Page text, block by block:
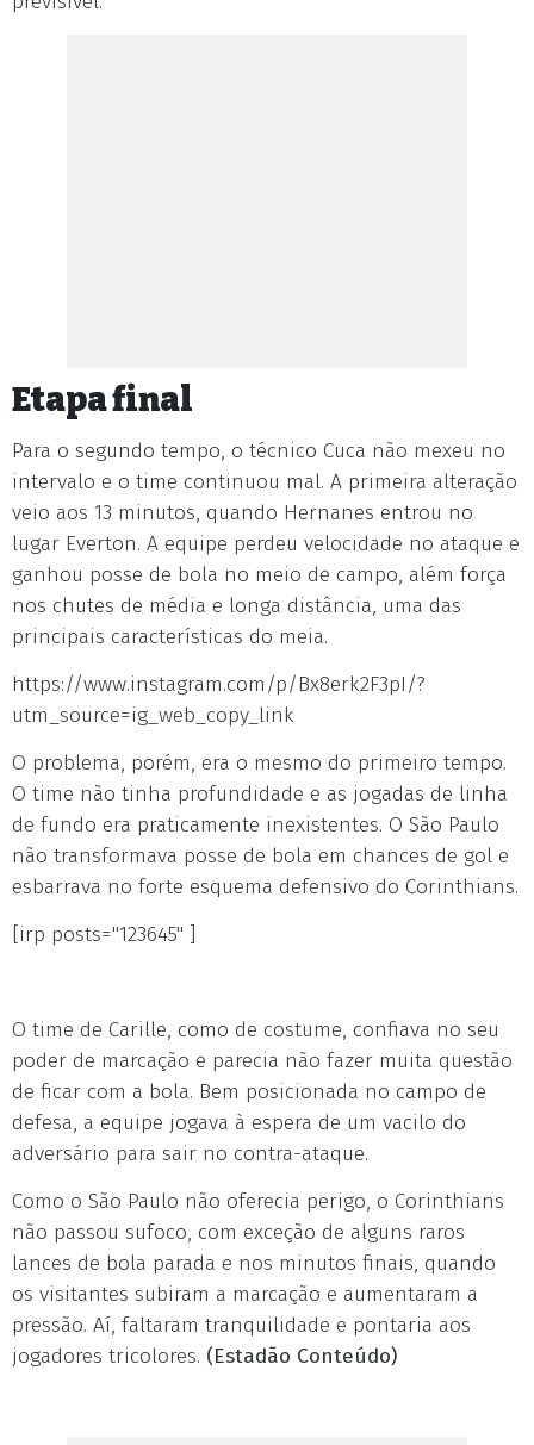
Etapa final
Para o segundo tempo, o técnico Cuca não mexeu no
intervalo e o time continuou mal. A primeira alteração
veio aos 13 minutos, quando Hernanes entrou no
lugar Everton. A equipe perdeu velocidade no ataque e
ganhou posse de bola no meio de campo, além força
nos chutes de média e longa distância, uma das
principais características do meia.
https://www.instagram.com/p/Bx8erk2F3pI/?
utm_source=ig_web_copy_link
O problema, porém, era o mesmo do primeiro tempo.
O time não tinha profundidade e as jogadas de linha
de fundo era praticamente inexistentes. O São Paulo
não transformava posse de bola em chances de gol e
esbarrava no forte esquema defensivo do Corinthians.
[irp posts="123645" ]
O time de Carille, como de costume, confiava no seu
poder de marcação e parecia não fazer muita questão
de ficar com a bola. Bem posicionada no campo de
defesa, a equipe jogava à espera de um vacilo do
adversário para sair no contra-ataque.
Como o São Paulo não oferecia perigo, o Corinthians
não passou sufoco, com exceção de alguns raros
lances de bola parada e nos minutos finais, quando
os visitantes subiram a marcação e aumentaram a
pressão. Aí, faltaram tranquilidade e pontaria aos
jogadores tricolores. (Estadão Conteúdo)